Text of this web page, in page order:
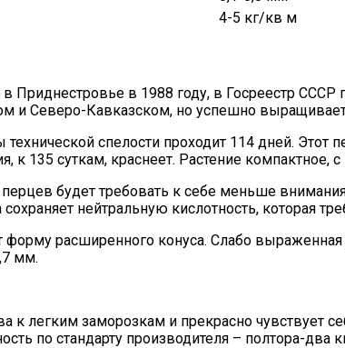
4-5 кг/кв м
Приднестровье в 1988 году, в Госреестр
и Северо-Кавказском, но успешно
спелости проходит 114 дней. Этот
к 135 суткам, краснеет. Растение
будет требовать к себе меньше
нейтральную кислотность, которая
расширенного конуса. Слабо выраженная
мм.
к легким заморозкам и прекрасно чувствует
по стандарту производителя – полтора-два